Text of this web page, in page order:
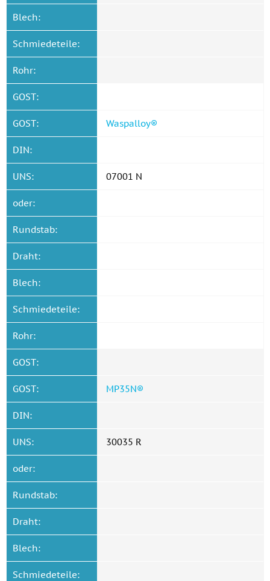
Blech:
Schmiedeteile:
Rohr:
GOST:
GOST: Waspalloy®
DIN:
UNS: 07001 N
oder:
Rundstab:
Draht:
Blech:
Schmiedeteile:
Rohr:
GOST:
GOST: MP35N®
DIN:
UNS: 30035 R
oder:
Rundstab:
Draht:
Blech:
Schmiedeteile: